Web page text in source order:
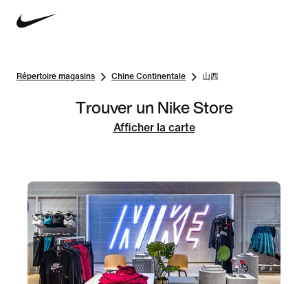
Répertoire magasins Chine Continentale 山西
Trouver un Nike Store
Afficher la carte